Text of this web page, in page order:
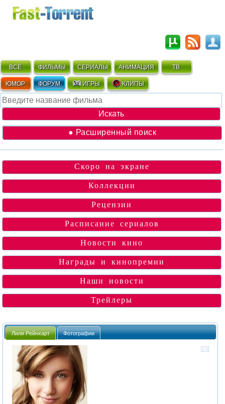
ВСЁ ФИЛЬМЫ СЕРИАЛЫ АНИМАЦИЯ ТВ
ЮМОР ФОРУМ ИГРЫ КЛИПЫ
● Расширенный поиск
Скоро на экране
Коллекции
Рецензии
Расписание сериалов
Новости кино
Награды и кинопремии
Наши новости
Трейлеры
Лили Рейнхарт Фотографии